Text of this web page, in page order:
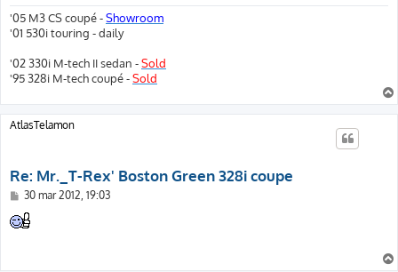
'05 M3 CS coupé -Showroom
'01 530i touring - daily
'02 330i M-tech II sedan -Sold
'95 328i M-tech coupé -Sold
AtlasTelamon
Re: Mr._T-Rex' Boston Green 328i coupe
B
r
i
30 mar 2012, 19:03